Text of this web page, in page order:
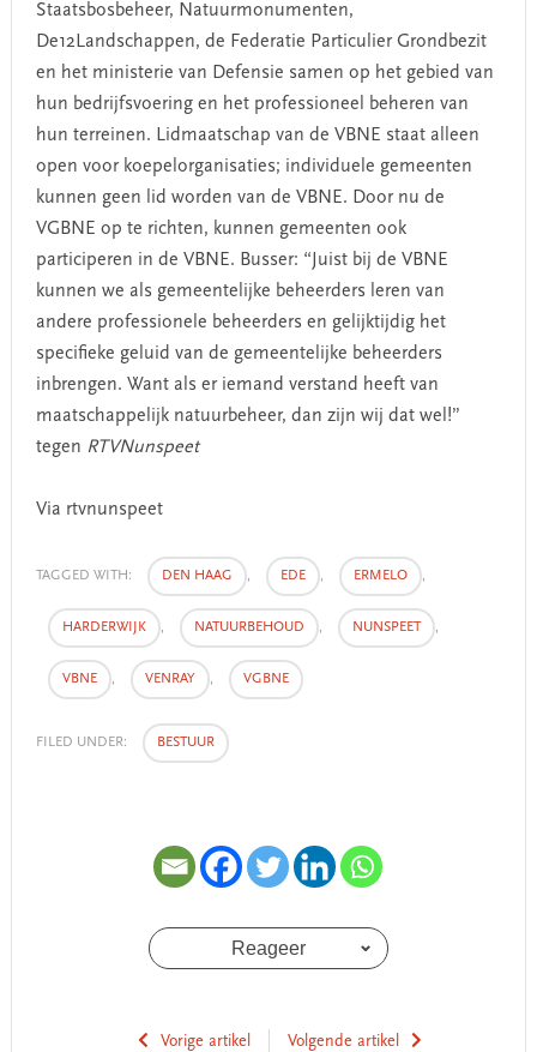
Staatsbosbeheer, Natuurmonumenten,
De12Landschappen, de Federatie Particulier Grondbezit
en het ministerie van Defensie samen op het gebied van
hun bedrijfsvoering en het professioneel beheren van
hun terreinen. Lidmaatschap van de VBNE staat alleen
open voor koepelorganisaties; individuele gemeenten
kunnen geen lid worden van de VBNE. Door nu de
VGBNE op te richten, kunnen gemeenten ook
participeren in de VBNE. Busser: “Juist bij de VBNE
kunnen we als gemeentelijke beheerders leren van
andere professionele beheerders en gelijktijdig het
specifieke geluid van de gemeentelijke beheerders
inbrengen. Want als er iemand verstand heeft van
maatschappelijk natuurbeheer, dan zijn wij dat wel!”
tegen RTVNunspeet
Via rtvnunspeet
TAGGED WITH: DEN HAAG , EDE , ERMELO ,
HARDERWIJK , NATUURBEHOUD , NUNSPEET ,
VBNE , VENRAY , VGBNE
FILED UNDER: BESTUUR
Reageer
Vorige artikel
Volgende artikel